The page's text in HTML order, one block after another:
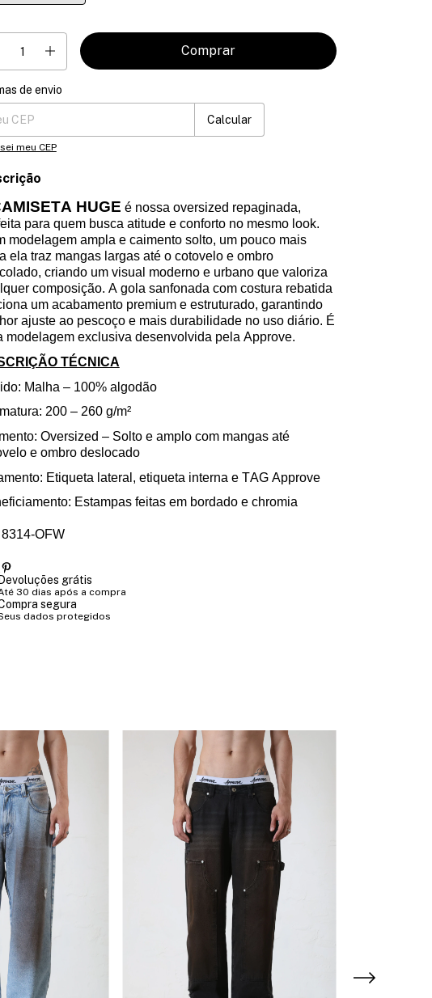
para o CEP:
de envio
Calcular
meu CEP
HUGE é nossa oversized repaginada,
para quem busca atitude e conforto no mesmo look.
modelagem ampla e caimento solto, um pouco mais
ela traz mangas largas até o cotovelo e ombro
criando um visual moderno e urbano que valoriza
composição. A gola sanfonada com costura rebatida
um acabamento premium e estruturado, garantindo
ajuste ao pescoço e mais durabilidade no uso diário. É
modelagem exclusiva desenvolvida pela Approve.
TÉCNICA
Malha – 100% algodão
200 – 260 g/m²
Oversized – Solto e amplo com mangas até
e ombro deslocado
Etiqueta lateral, etiqueta interna e TAG Approve
Estampas feitas em bordado e chromia
8314-OFW
Devoluções grátis
30 dias após a compra
segura
dados protegidos